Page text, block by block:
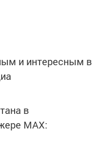
и интересным в
в
MАХ: